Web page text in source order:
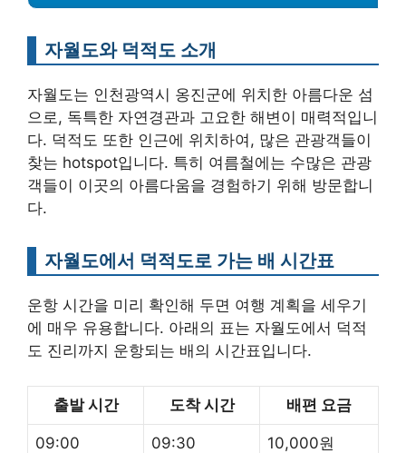
자월도와 덕적도 소개
자월도는 인천광역시 옹진군에 위치한 아름다운 섬
으로, 독특한 자연경관과 고요한 해변이 매력적입니
다. 덕적도 또한 인근에 위치하여, 많은 관광객들이
찾는 hotspot입니다. 특히 여름철에는 수많은 관광
객들이 이곳의 아름다움을 경험하기 위해 방문합니
다.
자월도에서 덕적도로 가는 배 시간표
운항 시간을 미리 확인해 두면 여행 계획을 세우기
에 매우 유용합니다. 아래의 표는 자월도에서 덕적
도 진리까지 운항되는 배의 시간표입니다.
출발 시간 도착 시간 배편 요금
09:00 09:30 10,000원